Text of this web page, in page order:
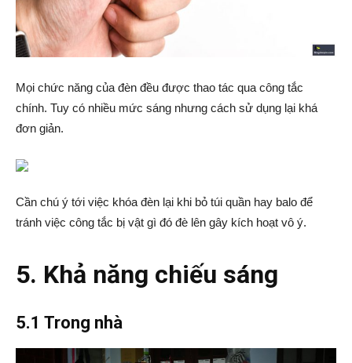
Mọi chức năng của đèn đều được thao tác qua công tắc
chính. Tuy có nhiều mức sáng nhưng cách sử dụng lại khá
đơn giản.
Cần chú ý tới việc khóa đèn lại khi bỏ túi quần hay balo để
tránh việc công tắc bị vật gì đó đè lên gây kích hoạt vô ý.
5. Khả năng chiếu sáng
5.1 Trong nhà